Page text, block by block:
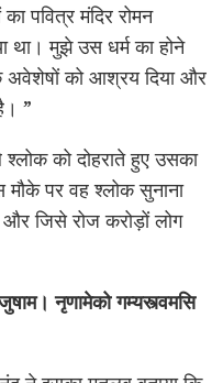
पवित्र मंदिर रोमन
था। मुझे उस धर्म का होने
अवेशेषों को आश्रय दिया और
”
को दोहराते हुए उसका
पर वह श्लोक सुनाना
जिसे रोज करोड़ों लोग
नृणामेको गम्यस्त्वमसि